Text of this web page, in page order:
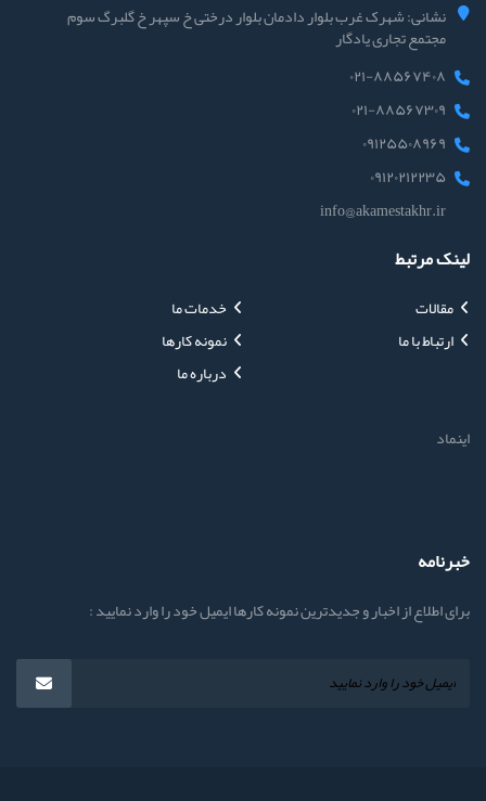
نشانی: شهرک غرب بلوار دادمان بلوار درختی خ سپهر خ گلبرگ سوم
مجتمع تجاری یادگار
۰۲۱-۸۸۵۶۷۴۰۸
۰۲۱-۸۸۵۶۷۳۰۹
۰۹۱۲۵۵۰۸۹۶۹
۰۹۱۲۰۲۱۲۲۳۵
info@akamestakhr.ir
لینک مرتبط
خدمات ما
مقالات
نمونه کارها
ارتباط با ما
درباره ما
اینماد
خبرنامه
برای اطلاع از اخبار و جدیدترین نمونه کارها ایمیل خود را وارد نمایید :